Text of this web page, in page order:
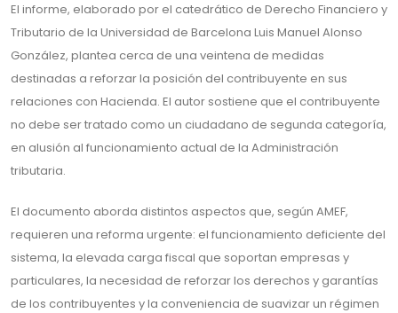
El informe, elaborado por el catedrático de Derecho Financiero y
Tributario de la Universidad de Barcelona Luis Manuel Alonso
González, plantea cerca de una veintena de medidas
destinadas a reforzar la posición del contribuyente en sus
relaciones con Hacienda. El autor sostiene que el contribuyente
no debe ser tratado como un ciudadano de segunda categoría,
en alusión al funcionamiento actual de la Administración
tributaria.
El documento aborda distintos aspectos que, según AMEF,
requieren una reforma urgente: el funcionamiento deficiente del
sistema, la elevada carga fiscal que soportan empresas y
particulares, la necesidad de reforzar los derechos y garantías
de los contribuyentes y la conveniencia de suavizar un régimen